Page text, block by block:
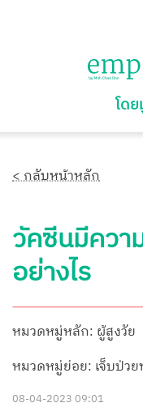
โด
< กลับหน้าหลัก
วัคซีนมีคว
อย่างไร
หมวดหมู่หลัก: ผู้สูงวัย
หมวดหมู่ย่อย: เจ็บป่วย